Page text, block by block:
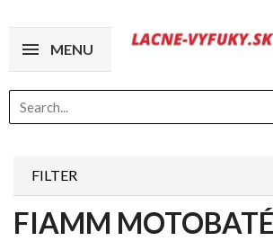
MENU
FILTER
FIAMM